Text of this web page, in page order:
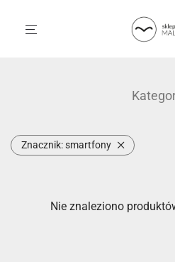
Znacznik:smartfony
Nie znaleziono